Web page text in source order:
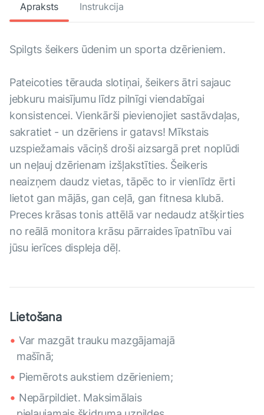
Apraksts Instrukcija
Spilgts šeikers ūdenim un sporta dzērieniem.
Pateicoties tērauda slotiņai, šeikers ātri sajauc
jebkuru maisījumu līdz pilnīgi viendabīgai
konsistencei. Vienkārši pievienojiet sastāvdaļas,
sakratiet - un dzēriens ir gatavs! Mīkstais
uzspiežamais vāciņš droši aizsargā pret noplūdi
un neļauj dzērienam izšļakstīties. Šeikeris
neaizņem daudz vietas, tāpēc to ir vienlīdz ērti
lietot gan mājās, gan ceļā, gan fitnesa klubā.
Preces krāsas tonis attēlā var nedaudz atšķirties
no reālā monitora krāsu pārraides īpatnību vai
jūsu ierīces displeja dēļ.
Lietošana
Var mazgāt trauku mazgājamajā
mašīnā;
Piemērots aukstiem dzērieniem;
Nepārpildiet. Maksimālais